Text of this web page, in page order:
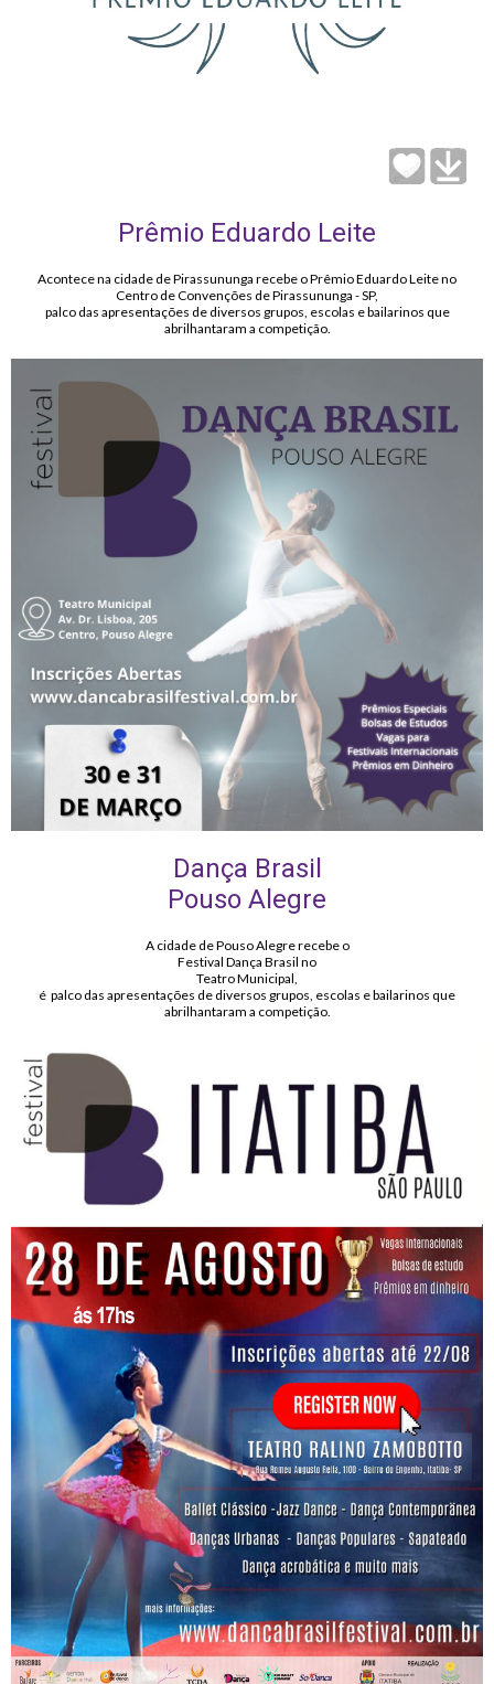
Prêmio Eduardo Leite
Acontece na cidade de Pirassununga recebe o Prêmio Eduardo Leite no
Centro de Convenções de Pirassununga - SP,
palco das apresentações de diversos grupos, escolas e bailarinos que
abrilhantaram a competição.
Dança Brasil
Pouso Alegre
A cidade de Pouso Alegre recebe o
Festival Dança Brasil no
Teatro Municipal,
é palco das apresentações de diversos grupos, escolas e bailarinos que
abrilhantaram a competição.